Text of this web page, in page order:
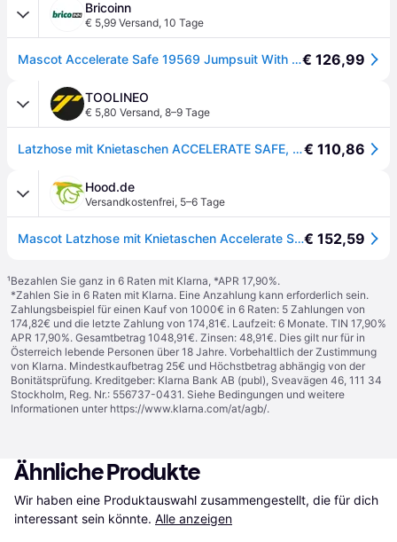
Bricoinn
€ 5,99 Versand, 10 Tage
Mascot Accelerate Safe 19569 Jumpsuit With Knee Pad Pockets Orange 52 / 82€ 126,99
TOOLINEO
€ 5,80 Versand, 8–9 Tage
Latzhose mit Knietaschen ACCELERATE SAFE, hi-vis Orange/Schwarzblau, Größe 76C54 - orange/schwarz€ 110,86
Hood.de
Versandkostenfrei, 5–6 Tage
Mascot Latzhose mit Knietaschen Accelerate Safe 19569-236€ 152,59
¹Bezahlen Sie ganz in 6 Raten mit Klarna, *APR 17,90%.
*Zahlen Sie in 6 Raten mit Klarna. Eine Anzahlung kann erforderlich sein.
Zahlungsbeispiel für einen Kauf von 1000€ in 6 Raten: 5 Zahlungen von
174,82€ und die letzte Zahlung von 174,81€. Laufzeit: 6 Monate. TIN 17,90%
APR 17,90%. Gesamtbetrag 1048,91€. Zinsen: 48,91€. Dies gilt nur für in
Österreich lebende Personen über 18 Jahre. Vorbehaltlich der Zustimmung
von Klarna. Mindestkaufbetrag 25€ und Höchstbetrag abhängig von der
Bonitätsprüfung. Kreditgeber: Klarna Bank AB (publ), Sveavägen 46, 111 34
Stockholm, Reg. Nr.: 556737-0431. Siehe Bedingungen und weitere
Informationen unter https://www.klarna.com/at/agb/.
Ähnliche Produkte
Wir haben eine Produktauswahl zusammengestellt, die für dich
interessant sein könnte. Alle anzeigen